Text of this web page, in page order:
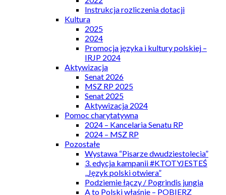
Instrukcja rozliczenia dotacji
Kultura
2025
2024
Promocja języka i kultury polskiej –
IRJP 2024
Aktywizacja
Senat 2026
MSZ RP 2025
Senat 2025
Aktywizacja 2024
Pomoc charytatywna
2024 – Kancelaria Senatu RP
2024 – MSZ RP
Pozostałe
Wystawa “Pisarze dwudziestolecia”
3. edycja kampanii #KTOTYJESTEŚ
„Język polski otwiera”
Podziemie łączy / Pogrindis jungia
A to Polski właśnie – POBIERZ